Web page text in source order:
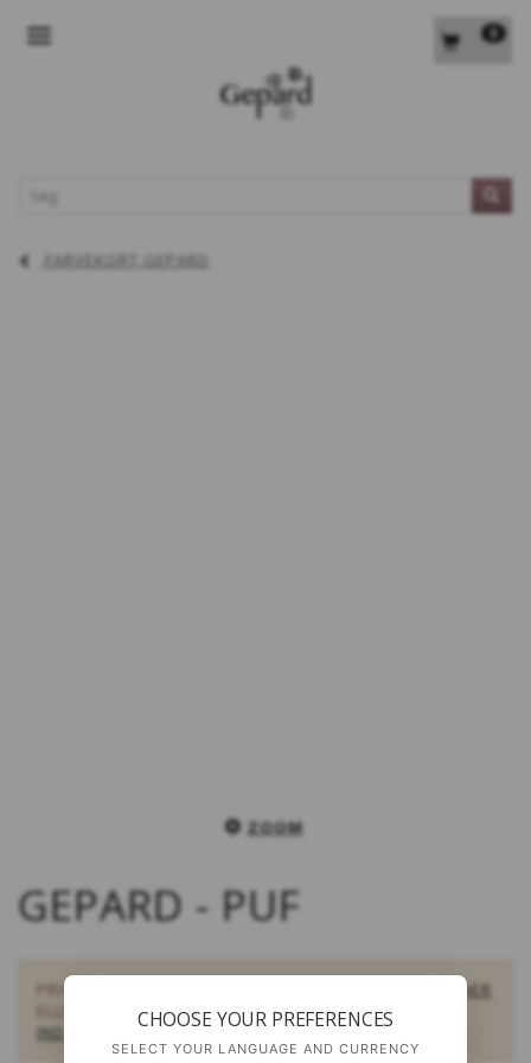
0
FARVEKORT GEPARD
ZOOM
GEPARD - PUF
PRIVATPERSONER:
KØB OPSKRIFTER TIL DOWNLOAD HER
ELLER
FIND EN FORHANDLER HERFORHANDLERE:
IND SOM FORHANDLER
CHOOSE YOUR PREFERENCES
SELECT YOUR LANGUAGE AND CURRENCY